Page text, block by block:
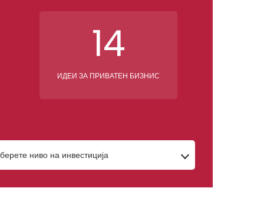
14
ИДЕИ ЗА ПРИВАТЕН БИЗНИС
ниво на инвестиција